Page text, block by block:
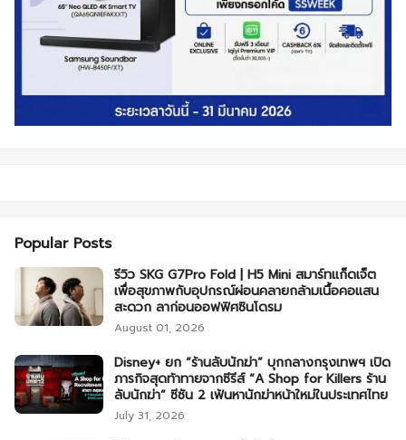
Popular Posts
รีวิว SKG G7Pro Fold | H5 Mini สมาร์ทแก็ดเจ็ต
เพื่อสุขภาพกับอุปกรณ์ผ่อนคลายกล้ามเนื้อคอแสน
สะดวก ลาก่อนออฟฟิศซินโดรม
August 01, 2026
Disney+ ยก “ร้านลับนักฆ่า” บุกกลางกรุงเทพฯ เปิด
ภารกิจสุดท้าทายจากซีรีส์ “A Shop for Killers ร้าน
ลับนักฆ่า” ซีซัน 2 เฟ้นหานักฆ่าหน้าใหม่ในประเทศไทย
July 31, 2026